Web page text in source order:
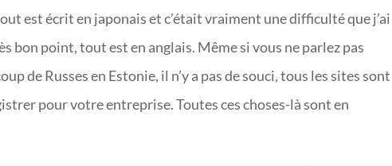
est écrit en japonais et c’était vraiment une difficulté que j’ai
bon point, tout est en anglais. Même si vous ne parlez pas
de Russes en Estonie, il n’y a pas de souci, tous les sites sont
pour votre entreprise. Toutes ces choses-là sont en